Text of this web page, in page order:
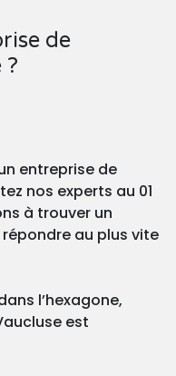
de
entreprise de
nos experts au 01
à trouver un
au plus vite
l’hexagone,
est